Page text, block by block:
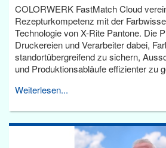
COLORWERK FastMatch Cloud
Rezepturkompetenz mit der
Technologie von X-Rite Pantone. Die
Druckereien und Verarbeiter dabei,
standortübergreifend zu sichern,
und Produktionsabläufe effizienter zu
Weiterlesen...